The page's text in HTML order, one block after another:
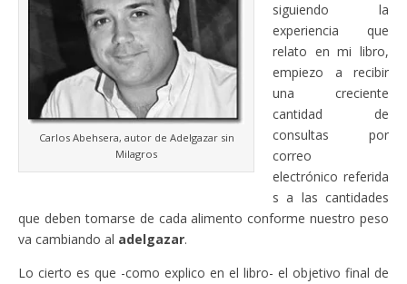
Carlos Abehsera, autor de Adelgazar sin
Milagros
siguiendo la
experiencia que
relato en mi libro,
empiezo a recibir
una creciente
cantidad de
consultas por
correo
electrónico referida
s a las cantidades
que deben tomarse de cada alimento conforme nuestro peso
va cambiando al adelgazar.
Lo cierto es que -como explico en el libro- el objetivo final de